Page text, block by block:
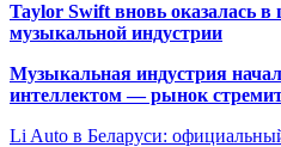
Taylor Swift вновь оказалась
музыкальной индустрии
Музыкальная индустрия
интеллектом — рынок
Li Auto в Беларуси: